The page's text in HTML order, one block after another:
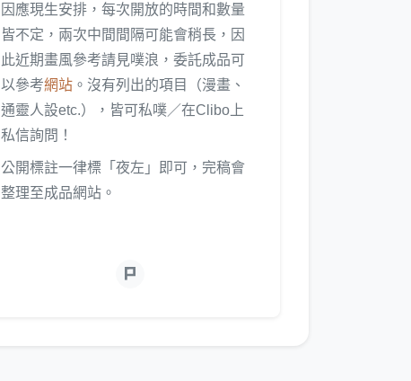
因應現生安排，每次開放的時間和數量
皆不定，兩次中間間隔可能會稍長，因
此近期畫風參考請見噗浪，委託成品可
以參考網站 。沒有列出的項目（漫畫、
通靈人設etc.），皆可私噗／在Clibo上
私信詢問！
公開標註一律標「夜左」即可，完稿會
整理至成品網站。